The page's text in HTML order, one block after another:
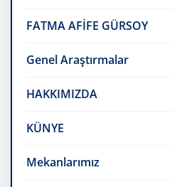
FATMA AFİFE GÜRSOY
Genel Araştırmalar
HAKKIMIZDA
KÜNYE
Mekanlarımız